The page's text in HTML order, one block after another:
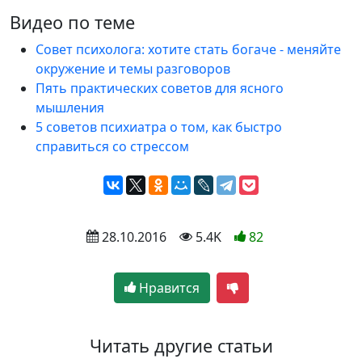
Видео по теме
Совет психолога: хотите стать богаче - меняйте
окружение и темы разговоров
Пять практических советов для ясного
мышления
5 советов психиатра о том, как быстро
справиться со стрессом
28.10.2016 5.4K 82
Нравится
Читать другие статьи